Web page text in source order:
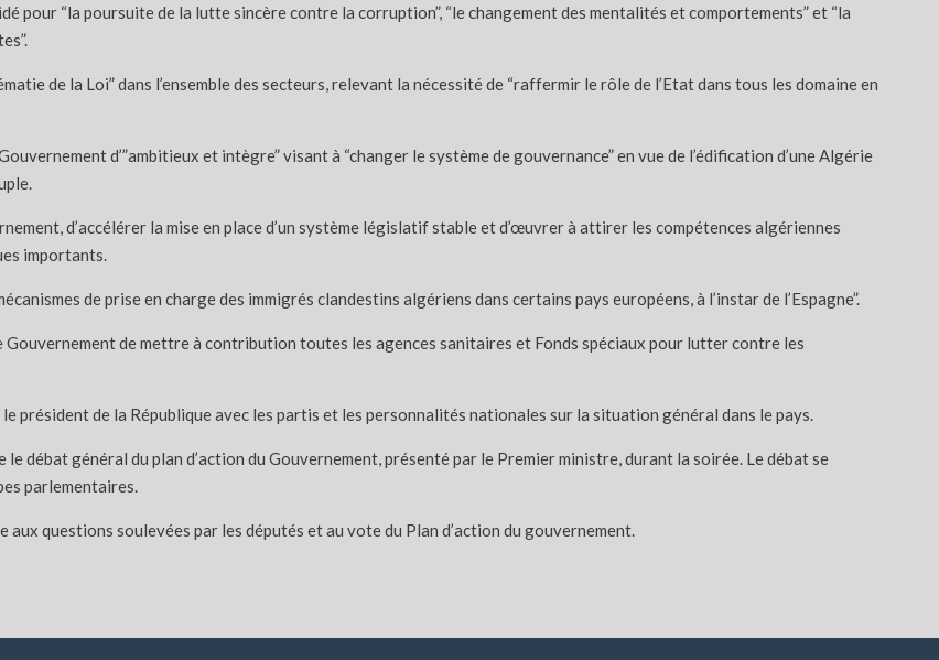
pour “la poursuite de la lutte sincère contre la corruption”, “le changement des mentalités et comportements” et “la
de la Loi” dans l’ensemble des secteurs, relevant la nécessité de “raffermir le rôle de l’Etat dans tous les domaine en
d’”ambitieux et intègre” visant à “changer le système de gouvernance” en vue de l’édification d’une Algérie
d’accélérer la mise en place d’un système législatif stable et d’œuvrer à attirer les compétences algériennes
importants.
de prise en charge des immigrés clandestins algériens dans certains pays européens, à l’instar de l’Espagne”.
Gouvernement de mettre à contribution toutes les agences sanitaires et Fonds spéciaux pour lutter contre les
président de la République avec les partis et les personnalités nationales sur la situation général dans le pays.
débat général du plan d’action du Gouvernement, présenté par le Premier ministre, durant la soirée. Le débat se
parlementaires.
questions soulevées par les députés et au vote du Plan d’action du gouvernement.